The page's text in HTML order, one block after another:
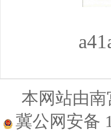
本网站由
冀公网安备